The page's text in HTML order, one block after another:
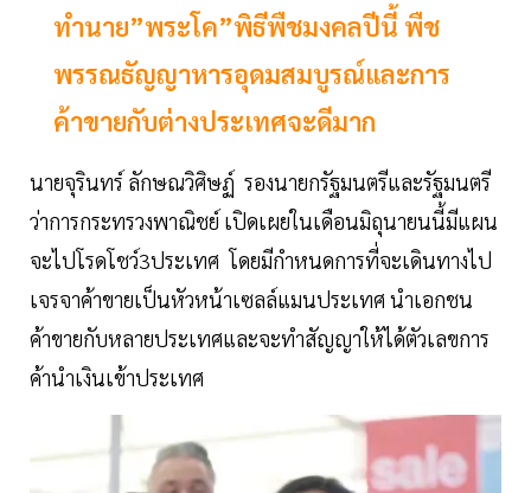
ทำนาย”พระโค”พิธีพืชมงคลปีนี้ พืช
พรรณธัญญาหารอุดมสมบูรณ์และการ
ค้าขายกับต่างประเทศจะดีมาก
นายจุรินทร์ ลักษณวิศิษฏ์ รองนายกรัฐมนตรีและรัฐมนตรี
ว่าการกระทรวงพาณิชย์ เปิดเผยในเดือนมิถุนายนนี้มีแผน
จะไปโรดโชว์3ประเทศ โดยมีกำหนดการที่จะเดินทางไป
เจรจาค้าขายเป็นหัวหน้าเซลล์แมนประเทศ นำเอกชน
ค้าขายกับหลายประเทศและจะทำสัญญาให้ได้ตัวเลขการ
ค้านำเงินเข้าประเทศ